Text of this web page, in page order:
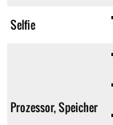
Selfie
Prozessor, Speicher